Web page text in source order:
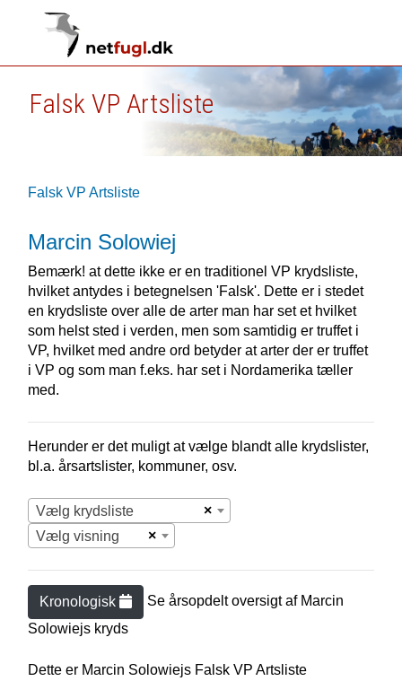
Falsk VP Artsliste
Falsk VP Artsliste
Marcin Solowiej
Bemærk! at dette ikke er en traditionel VP krydsliste,
hvilket antydes i betegnelsen 'Falsk'. Dette er i stedet
en krydsliste over alle de arter man har set et hvilket
som helst sted i verden, men som samtidig er truffet i
VP, hvilket med andre ord betyder at arter der er truffet
i VP og som man f.eks. har set i Nordamerika tæller
med.
Herunder er det muligt at vælge blandt alle krydslister,
bl.a. årsartslister, kommuner, osv.
×
Vælg krydsliste
×
Vælg visning
Kronologisk Se årsopdelt oversigt af Marcin
Solowiejs kryds
Dette er Marcin Solowiejs Falsk VP Artsliste